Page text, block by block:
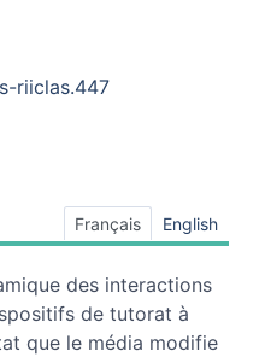
riiclas.447
Français English
des interactions
de tutorat à
que le média modifie